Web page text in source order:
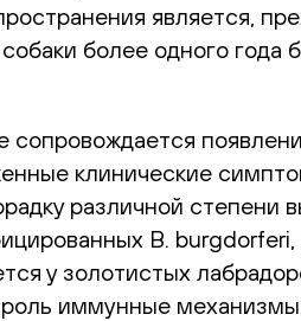
является,
более одного
сопровождается
клинические
различной степени
B.
у золотистых
иммунные